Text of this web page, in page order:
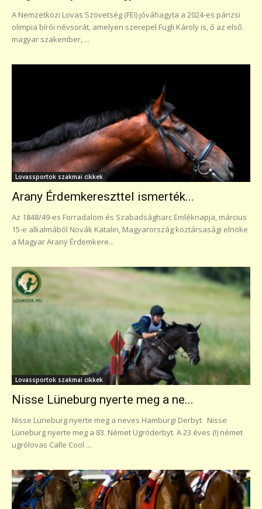
A Nemzetközi Lovas Szövetség (FEI) jóváhagyta a 2024-es párizsi
olimpia bírói névsorát, amelyen szerepel Fugli Károly is, ő az első
magyar szakember, ...
Lovassportok szakmai cikkek
Arany Érdemkereszttel ismerték...
Az 1848/49-es Forradalom és Szabadságharc Emléknapja, március
15-e alkalmából Novák Katalin, Magyarország köztársasági elnöke
a Magyar Arany Érdemkere...
Lovassportok szakmai cikkek
Nisse Lüneburg nyerte meg a ne...
Nisse Lüneburg nyerte meg a neves Hamburgi Derbyt Nisse
Lüneburg nyerte meg a 83. Német Ugróderbyt. A 23 éves (!) német
ugrólovas Calle Cool ...